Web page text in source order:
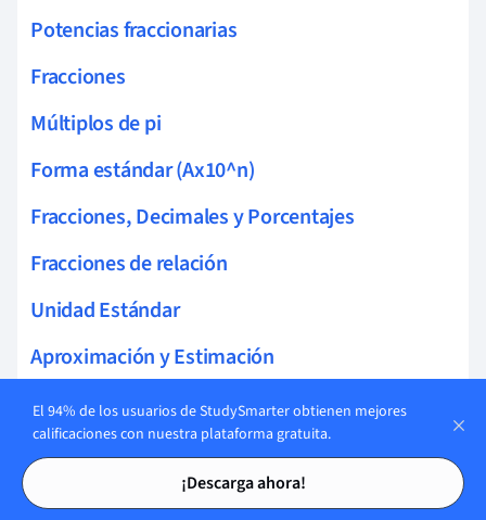
Tarjetas de estudio
Tarjetas de estudio
Potencias fraccionarias
Fracciones
Múltiplos de pi
Forma estándar (Ax10^n)
Fracciones, Decimales y Porcentajes
Fracciones de relación
Unidad Estándar
Aproximación y Estimación
Redondeo
Límites de precisión
Límites inferior y superior de precisión
El 94% de los usuarios de StudySmarter obtienen mejores
calificaciones con nuestra plataforma gratuita.
¡Descarga ahora!